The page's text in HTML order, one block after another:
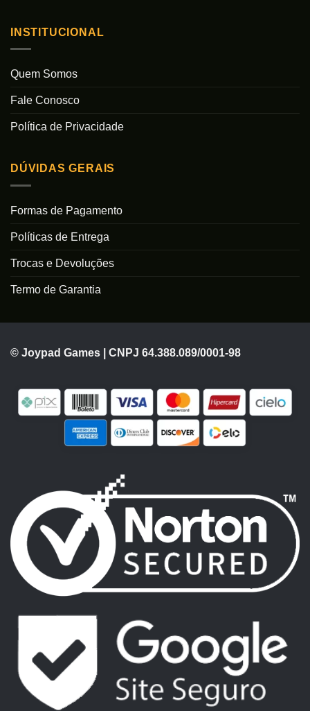
INSTITUCIONAL
Quem Somos
Fale Conosco
Política de Privacidade
DÚVIDAS GERAIS
Formas de Pagamento
Políticas de Entrega
Trocas e Devoluções
Termo de Garantia
© Joypad Games | CNPJ 64.388.089/0001-98